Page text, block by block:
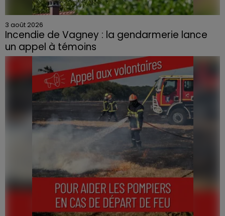
3 août 2026
Incendie de Vagney : la gendarmerie lance
un appel à témoins
Le feu, parti d'une haie avant de se propager au
quartier résidentiel, avait détruit deux habitations et
contraint à l'évacuation d'une centaine de personnes.